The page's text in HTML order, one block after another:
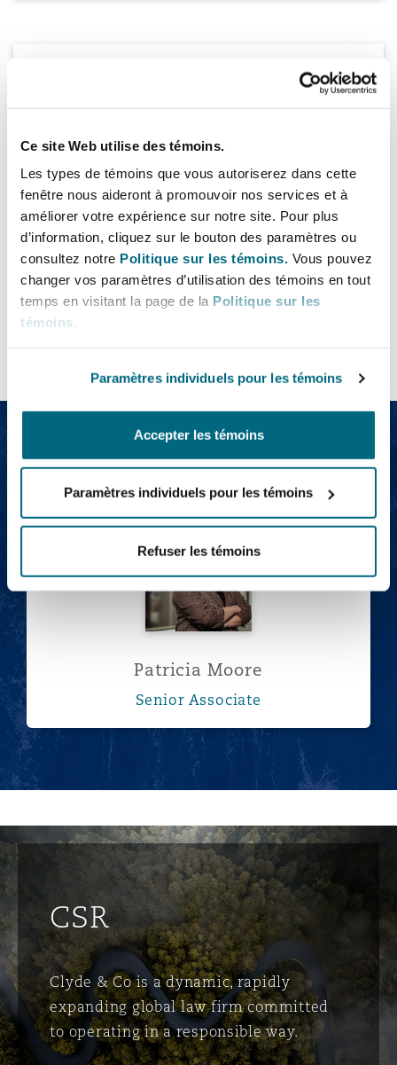
Ce site Web utilise des témoins.
Les types de témoins que vous autoriserez dans cette
fenêtre nous aideront à promouvoir nos services et à
améliorer votre expérience sur notre site. Pour plus
d’information, cliquez sur le bouton des paramètres ou
consultez notre Politique sur les témoins. Vous pouvez
changer vos paramètres d’utilisation des témoins en tout
temps en visitant la page de la Politique sur les
témoins.
Paramètres individuels pour les témoins
Accepter les témoins
Paramètres individuels pour les témoins
Refuser les témoins
Co Diversity & Inclusion Podcast
Series
Join Clyde & Co partner Alena Titterton as
she introduces our new Diversity & Inclusion
Podcast Series, Step Change.
Play Episode
Patricia Moore
Senior Associate
CSR
Clyde & Co is a dynamic, rapidly
expanding global law firm committed
to operating in a responsible way.